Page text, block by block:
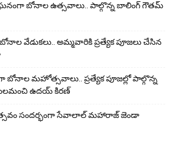
బోనాల ఉత్సవాలు.. పాల్గొన్న బాలింగ్ గౌతమ్
వేడుకలు.. అమ్మవారికి ప్రత్యేక పూజలు చేసిన
మహోత్సవాలు.. ప్రత్యేక పూజల్లో పాల్గొన్న
ఉదయ్ కిరణ్
సందర్భంగా సేవాలాల్ మహారాజ్ జెండా